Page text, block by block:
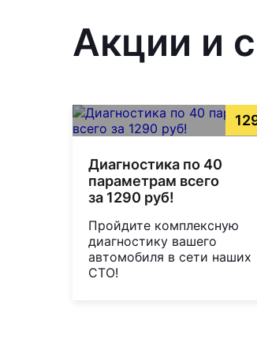
Акции и
Диагностика по 40
параметрам всего
за 1290 руб!
Пройдите комплексную
диагностику вашего
автомобиля в сети наших
СТО!